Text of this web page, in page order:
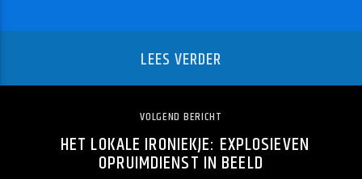
LEES VERDER
VOLGEND BERICHT
HET LOKALE IRONIEKJE: EXPLOSIEVEN
OPRUIMDIENST IN BEELD